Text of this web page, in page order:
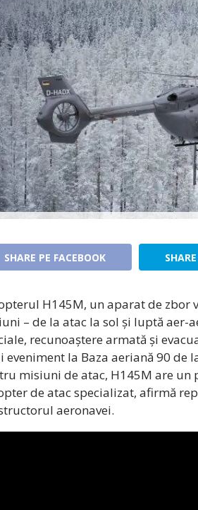
SHARE PE FACEBOOK
H145M, un aparat de zbor
– de la atac la sol și luptă
recunoaștere armată și
eveniment la Baza aeriană 90 de
misiuni de atac, H145M are
de atac specializat, afirmă
aeronavei.